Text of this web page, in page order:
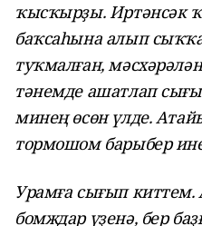
ҡысҡырҙы. Иртәнсәк
баҡсаһына алып
туҡмалған,
тәнемде ашатлап
минең өсөн үлде.
тормошом барыбер
Урамға сығып
бомждар үҙенә, бер